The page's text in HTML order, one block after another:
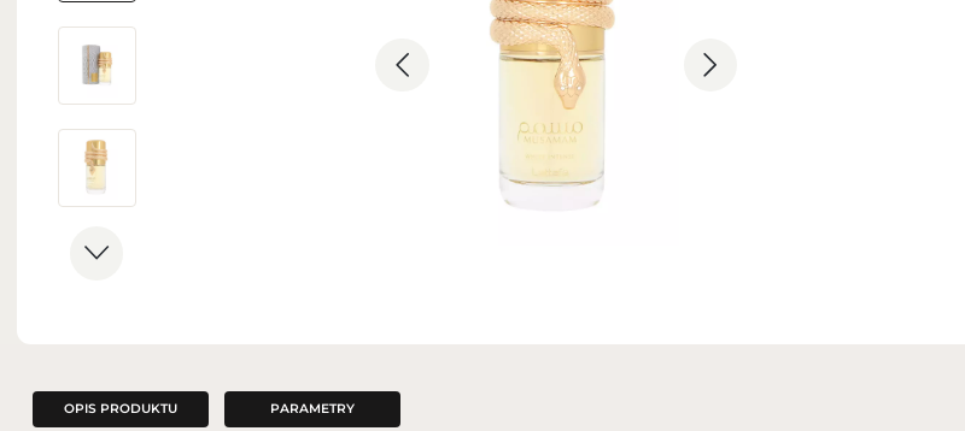
ZAPACHY DO WNĘTRZ
OPIS PRODUKTU PARAMETRY